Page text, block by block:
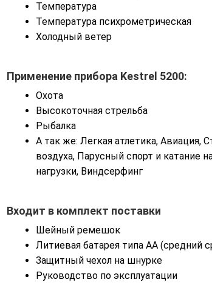
Температура
Температура психрометрическая
Холодный ветер
Применение прибора Kestrel 5200:
Охота
Высокоточная стрельба
Рыбалка
А так же: Легкая атлетика, Авиация,
воздуха, Парусный спорт и катание
нагрузки, Виндсерфинг
Входит в комплект поставки
Шейный ремешок
Литиевая батарея типа АА (средний
Защитный чехол на шнурке
Руководство по эксплуатации